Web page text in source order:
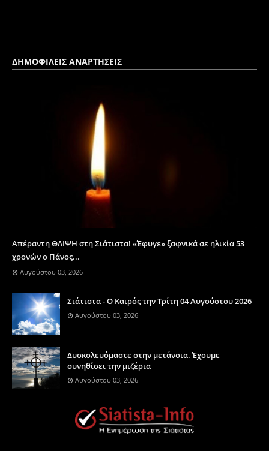
ΔΗΜΟΦΙΛΕΙΣ ΑΝΑΡΤΗΣΕΙΣ
Απέραντη ΘΛΙΨΗ στη Σιάτιστα! «Έφυγε» ξαφνικά σε ηλικία 53
χρονών ο Πάνος...
Αυγούστου 03, 2026
Σιάτιστα - Ο Καιρός την Τρίτη 04 Αυγούστου 2026
Αυγούστου 03, 2026
Δυσκολευόμαστε στην μετάνοια. Έχουμε
συνηθίσει την μιζέρια
Αυγούστου 03, 2026